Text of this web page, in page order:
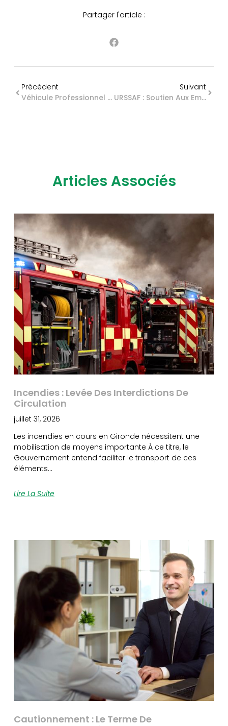
Partager l'article :
Précédent
Véhicule Professionnel = Avantage Durable ?
Suivant
URSSAF : Soutien Aux Employeurs Bretons Suite Aux Inondations
Articles Associés
Incendies : Levée Des Interdictions De
Circulation
juillet 31, 2026
Les incendies en cours en Gironde nécessitent une
mobilisation de moyens importante À ce titre, le
Gouvernement entend faciliter le transport de ces
éléments…
Lire La Suite
Cautionnement : Le Terme De